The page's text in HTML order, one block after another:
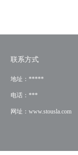
联系方式
地址：*****
电话：***
网址：www.stousla.com